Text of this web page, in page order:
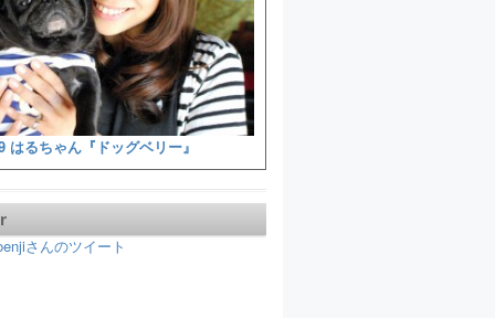
はるちゃん『ドッグベリー』
さんのツイート